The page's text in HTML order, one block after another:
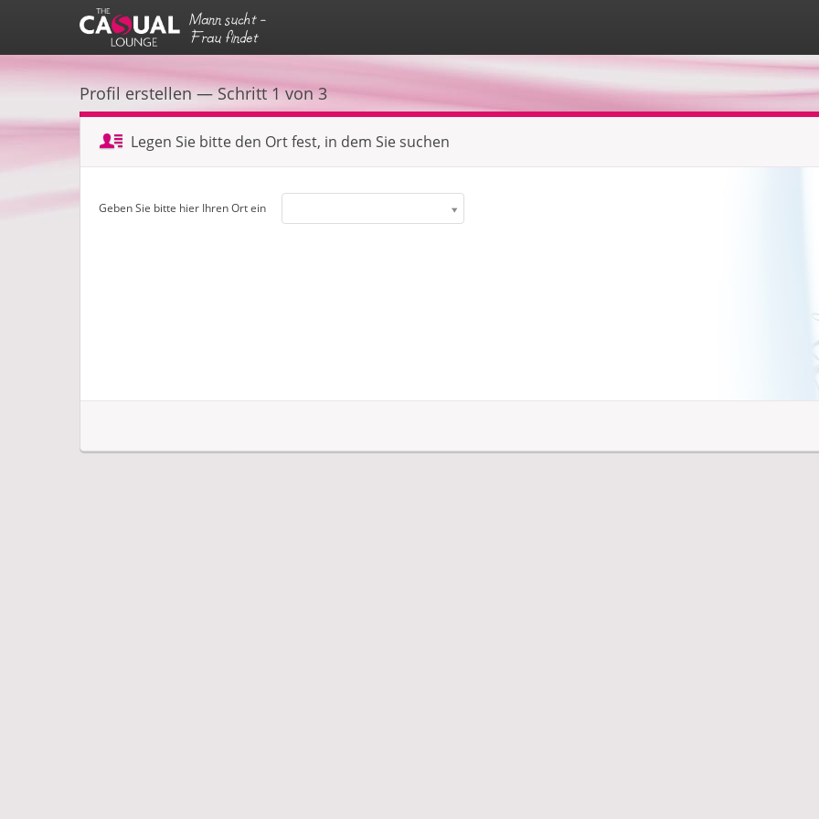
Mann sucht -
Frau findet
Profil erstellen — Schritt 1 von 3
Legen Sie bitte den Ort fest, in dem Sie suchen
Geben Sie bitte hier Ihren Ort ein